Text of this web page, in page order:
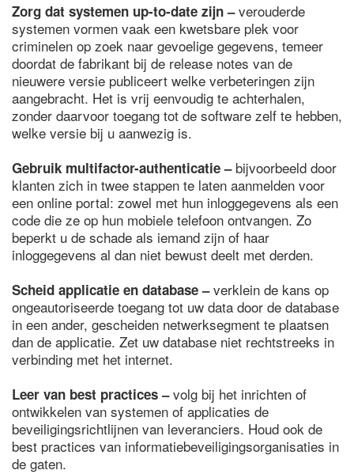
Zorg dat systemen up-to-date zijn –verouderde
systemen vormen vaak een kwetsbare plek voor
criminelen op zoek naar gevoelige gegevens, temeer
doordat de fabrikant bij de release notes van de
nieuwere versie publiceert welke verbeteringen zijn
aangebracht. Het is vrij eenvoudig te achterhalen,
zonder daarvoor toegang tot de software zelf te hebben,
welke versie bij u aanwezig is.
Gebruik multifactor-authenticatie – bijvoorbeeld door
klanten zich in twee stappen te laten aanmelden voor
een online portal: zowel met hun inloggegevens als een
code die ze op hun mobiele telefoon ontvangen. Zo
beperkt u de schade als iemand zijn of haar
inloggegevens al dan niet bewust deelt met derden.
Scheid applicatie en database –verklein de kans op
ongeautoriseerde toegang tot uw data door de database
in een ander, gescheiden netwerksegment te plaatsen
dan de applicatie. Zet uw database niet rechtstreeks in
verbinding met het internet.
Leer van best practices –volg bij het inrichten of
ontwikkelen van systemen of applicaties de
beveiligingsrichtlijnen van leveranciers. Houd ook de
best practices van informatiebeveiligingsorganisaties in
de gaten.